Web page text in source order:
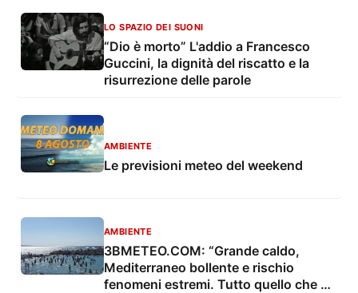
LO SPAZIO DEI SUONI
“Dio è morto” L'addio a Francesco
Guccini, la dignità del riscatto e la
risurrezione delle parole
AMBIENTE
Le previsioni meteo del weekend
AMBIENTE
3BMETEO.COM: “Grande caldo,
Mediterraneo bollente e rischio
fenomeni estremi. Tutto quello che c'è